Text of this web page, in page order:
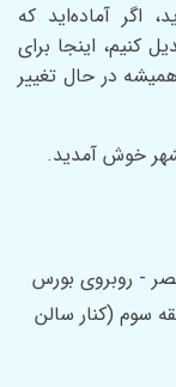
اگر آماده‌اید که
کنیم، اینجا برای
در حال تغییر
خوش آمدید.
- روبروی بورس
- طبقه سوم (کنار سالن